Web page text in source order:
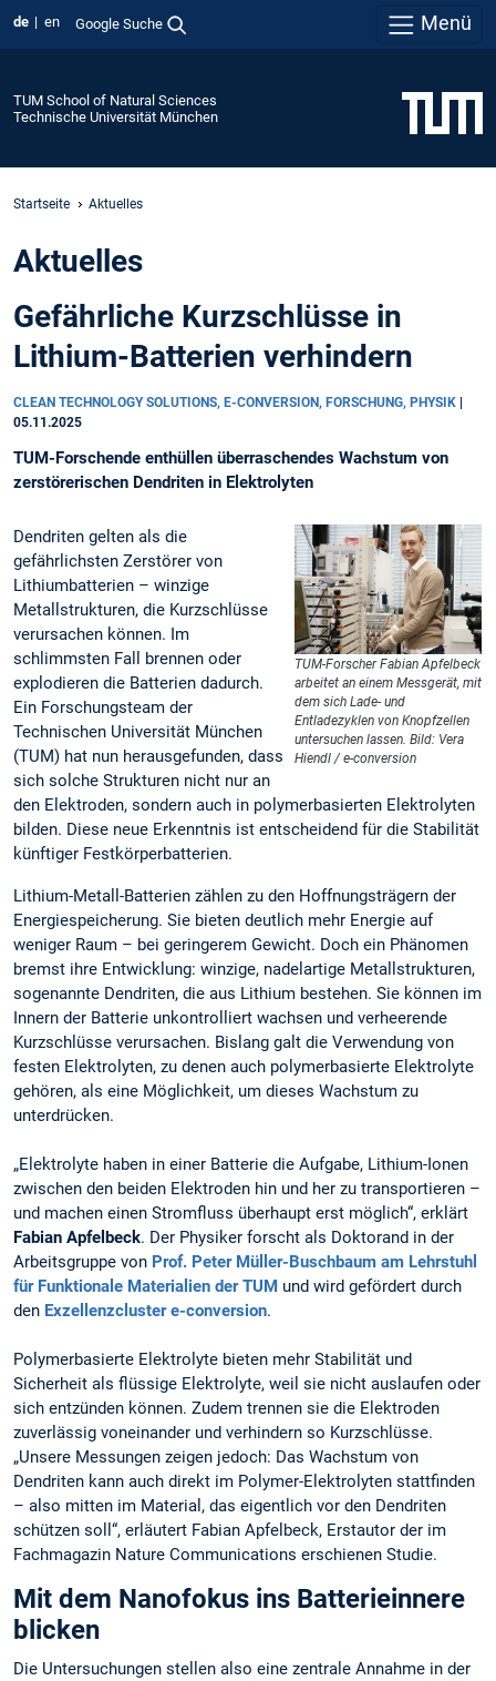
de en Google Suche Menü
TUM School of Natural Sciences
Technische Universität München
Startseite Aktuelles
Aktuelles
Gefährliche Kurzschlüsse in
Lithium-Batterien verhindern
CLEAN TECHNOLOGY SOLUTIONS, E-CONVERSION, FORSCHUNG, PHYSIK
05.11.2025
TUM-Forschende enthüllen überraschendes Wachstum von
zerstörerischen Dendriten in Elektrolyten
TUM-Forscher Fabian Apfelbeck
arbeitet an einem Messgerät, mit
dem sich Lade- und
Entladezyklen von Knopfzellen
untersuchen lassen. Bild: Vera
Hiendl / e-conversion
Dendriten gelten als die
gefährlichsten Zerstörer von
Lithiumbatterien – winzige
Metallstrukturen, die Kurzschlüsse
verursachen können. Im
schlimmsten Fall brennen oder
explodieren die Batterien dadurch.
Ein Forschungsteam der
Technischen Universität München
(TUM) hat nun herausgefunden, dass
sich solche Strukturen nicht nur an
den Elektroden, sondern auch in polymerbasierten Elektrolyten
bilden. Diese neue Erkenntnis ist entscheidend für die Stabilität
künftiger Festkörperbatterien.
Lithium-Metall-Batterien zählen zu den Hoffnungsträgern der
Energiespeicherung. Sie bieten deutlich mehr Energie auf
weniger Raum – bei geringerem Gewicht. Doch ein Phänomen
bremst ihre Entwicklung: winzige, nadelartige Metallstrukturen,
sogenannte Dendriten, die aus Lithium bestehen. Sie können im
Innern der Batterie unkontrolliert wachsen und verheerende
Kurzschlüsse verursachen. Bislang galt die Verwendung von
festen Elektrolyten, zu denen auch polymerbasierte Elektrolyte
gehören, als eine Möglichkeit, um dieses Wachstum zu
unterdrücken.
„Elektrolyte haben in einer Batterie die Aufgabe, Lithium-Ionen
zwischen den beiden Elektroden hin und her zu transportieren –
und machen einen Stromfluss überhaupt erst möglich“, erklärt
Fabian Apfelbeck. Der Physiker forscht als Doktorand in der
Arbeitsgruppe von Prof. Peter Müller-Buschbaum am Lehrstuhl
für Funktionale Materialien der TUM und wird gefördert durch
den Exzellenzcluster e-conversion.
Polymerbasierte Elektrolyte bieten mehr Stabilität und
Sicherheit als flüssige Elektrolyte, weil sie nicht auslaufen oder
sich entzünden können. Zudem trennen sie die Elektroden
zuverlässig voneinander und verhindern so Kurzschlüsse.
„Unsere Messungen zeigen jedoch: Das Wachstum von
Dendriten kann auch direkt im Polymer-Elektrolyten stattfinden
– also mitten im Material, das eigentlich vor den Dendriten
schützen soll“, erläutert Fabian Apfelbeck, Erstautor der im
Fachmagazin Nature Communications erschienen Studie.
Mit dem Nanofokus ins Batterieinnere
blicken
Die Untersuchungen stellen also eine zentrale Annahme in der